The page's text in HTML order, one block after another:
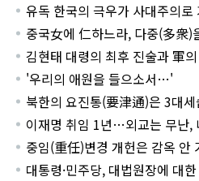
유독 한국의 극우가 사대주의로
중국女에 仁하느라, 다중(多衆)
김현태 대령의 최후 진술과 軍
'우리의 애원을 들으소서…'
북한의 요진통(要津通)은 3대세
이재명 취임 1년…외교는 무난,
중임(重任)변경 개헌은 감옥 안
대통령·민주당, 대법원장에 대